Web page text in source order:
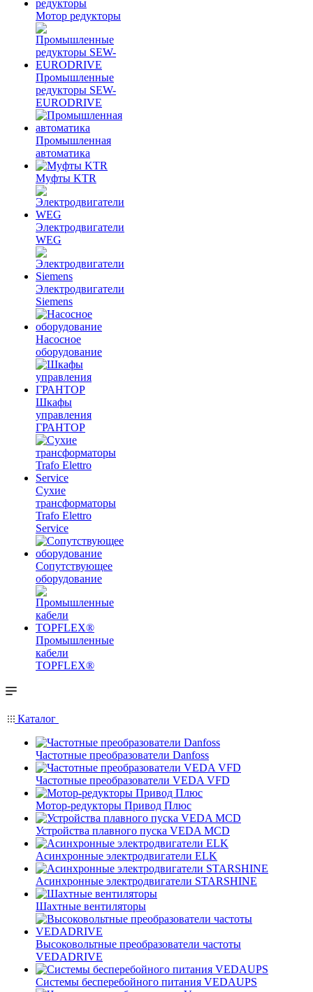
Мотор редукторы
Промышленные
редукторы SEW-
EURODRIVE
Промышленная
автоматика
Муфты KTR
Электродвигатели
WEG
Электродвигатели
Siemens
Насосное
оборудование
Шкафы
управления
ГРАНТОР
Сухие
трансформаторы
Trafo Elettro
Service
Сопутствующее
оборудование
Промышленные
кабели
TOPFLEX®
Каталог
Частотные преобразователи Danfoss
Частотные преобразователи VEDA VFD
Мотор-редукторы Привод Плюс
Устройства плавного пуска VEDA MCD
Асинхронные электродвигатели ELK
Асинхронные электродвигатели STARSHINE
Шахтные вентиляторы
Высоковольтные преобразователи частоты
VEDADRIVE
Системы бесперебойного питания VEDAUPS